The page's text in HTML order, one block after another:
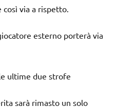
via a rispetto.
esterno porterà via
ultime due strofe
sarà rimasto un solo